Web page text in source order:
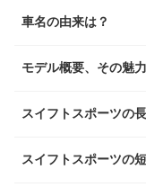
車名の由来は？
モデル概要、その魅
スイフトスポーツの
スイフトスポーツの